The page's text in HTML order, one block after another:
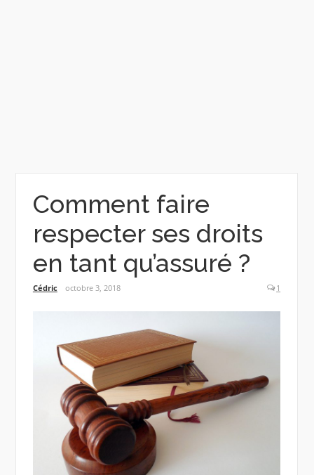
Comment faire
respecter ses droits
en tant qu’assuré ?
Cédric octobre 3, 2018 1